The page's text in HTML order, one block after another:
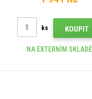
ks KOUPIT
NA EXTERNÍM SKLADĚ